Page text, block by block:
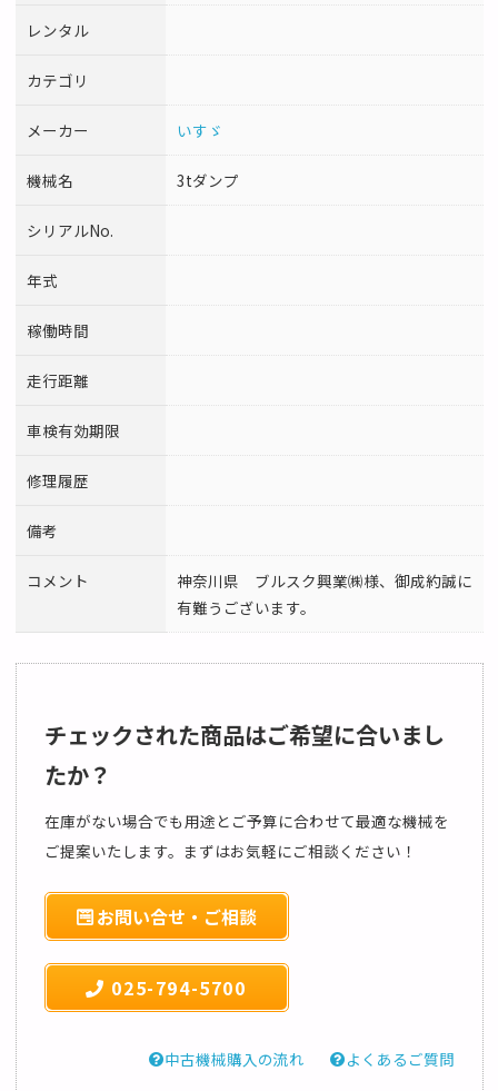
レンタル
カテゴリ
メーカー いすゞ
機械名 3tダンプ
シリアルNo.
年式
稼働時間
走行距離
車検有効期限
修理履歴
備考
コメント
神奈川県 ブルスク興業㈱様、御成約誠に
有難うございます。
チェックされた商品はご希望に合いまし
たか？
在庫がない場合でも用途とご予算に合わせて最適な機械を
ご提案いたします。まずはお気軽にご相談ください！
お問い合せ・ご相談
025-794-5700
中古機械購入の流れ よくあるご質問